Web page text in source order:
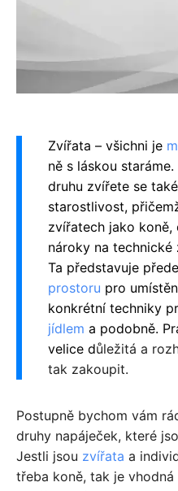
Zvířata – všichni je
ně s láskou
druhu zvířete se
starostlivost,
zvířatech jako
nároky na
Ta představuje
prostoru pro
konkrétní techniky
jídlem a podobně.
velice důležitá a
tak zakoupit.
Postupně bychom vám
druhy napáječek, které
Jestli jsou zvířata a
třeba koně, tak je vhodná